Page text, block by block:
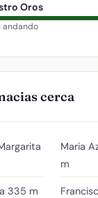
Oros
andando
cerca
335 m
Maria
m